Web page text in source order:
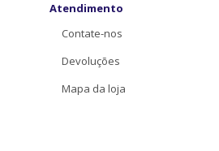
Atendimento
Contate-nos
Devoluções
Mapa da loja